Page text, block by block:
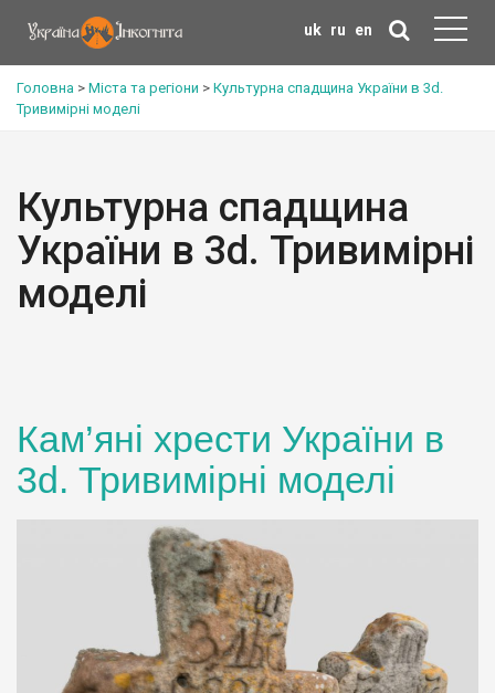
uk ru en
Головна > Міста та регіони > Культурна спадщина України в 3d.
Тривимірні моделі
Культурна спадщина
України в 3d. Тривимірні
моделі
Кам’яні хрести України в
3d. Тривимірні моделі